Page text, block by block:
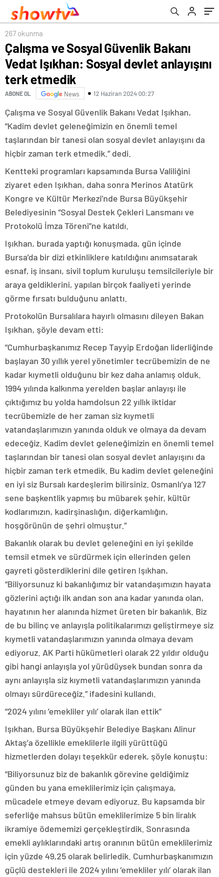
etmedik
267 okunma
Çalışma ve Sosyal Güvenlik Bakanı
Vedat Işıkhan: Sosyal devlet anlayışını
terk etmedik
ABONE OL News 12 Haziran 2024 00:27
Çalışma ve Sosyal Güvenlik Bakanı Vedat Işıkhan,
“Kadim devlet geleneğimizin en önemli temel
taşlarından bir tanesi olan sosyal devlet anlayışını da
hiçbir zaman terk etmedik.” dedi.
Kentteki programları kapsamında Bursa Valiliğini
ziyaret eden Işıkhan, daha sonra Merinos Atatürk
Kongre ve Kültür Merkezi’nde Bursa Büyükşehir
Belediyesinin “Sosyal Destek Çekleri Lansmanı ve
Protokolü İmza Töreni”ne katıldı.
Işıkhan, burada yaptığı konuşmada, gün içinde
Bursa’da bir dizi etkinliklere katıldığını anımsatarak
esnaf, iş insanı, sivil toplum kuruluşu temsilcileriyle bir
araya geldiklerini, yapılan birçok faaliyeti yerinde
görme fırsatı bulduğunu anlattı.
Protokolün Bursalılara hayırlı olmasını dileyen Bakan
Işıkhan, şöyle devam etti:
“Cumhurbaşkanımız Recep Tayyip Erdoğan liderliğinde
başlayan 30 yıllık yerel yönetimler tecrübemizin de ne
kadar kıymetli olduğunu bir kez daha anlamış olduk.
1994 yılında kalkınma yerelden başlar anlayışı ile
çıktığımız bu yolda hamdolsun 22 yıllık iktidar
tecrübemizle de her zaman siz kıymetli
vatandaşlarımızın yanında olduk ve olmaya da devam
edeceğiz. Kadim devlet geleneğimizin en önemli temel
taşlarından bir tanesi olan sosyal devlet anlayışını da
hiçbir zaman terk etmedik. Bu kadim devlet geleneğini
en iyi siz Bursalı kardeşlerim bilirsiniz. Osmanlı’ya 127
sene başkentlik yapmış bu mübarek şehir, kültür
kodlarımızın, kadirşinaslığın, diğerkamlığın,
hoşgörünün de şehri olmuştur.”
Bakanlık olarak bu devlet geleneğini en iyi şekilde
temsil etmek ve sürdürmek için ellerinden gelen
gayreti gösterdiklerini dile getiren Işıkhan,
“Biliyorsunuz ki bakanlığımız bir vatandaşımızın hayata
gözlerini açtığı ilk andan son ana kadar yanında olan,
hayatının her alanında hizmet üreten bir bakanlık. Biz
de bu bilinç ve anlayışla politikalarımızı geliştirmeye siz
kıymetli vatandaşlarımızın yanında olmaya devam
ediyoruz. AK Parti hükümetleri olarak 22 yıldır olduğu
gibi hangi anlayışla yol yürüdüysek bundan sonra da
aynı anlayışla siz kıymetli vatandaşlarımızın yanında
olmayı sürdüreceğiz.” ifadesini kullandı.
“2024 yılını ’emekliler yılı’ olarak ilan ettik”
Işıkhan, Bursa Büyükşehir Belediye Başkanı Alinur
Aktaş’a özellikle emeklilerle ilgili yürüttüğü
hizmetlerden dolayı teşekkür ederek, şöyle konuştu:
“Biliyorsunuz biz de bakanlık görevine geldiğimiz
günden bu yana emeklilerimiz için çalışmaya,
mücadele etmeye devam ediyoruz. Bu kapsamda bir
seferliğe mahsus bütün emeklilerimize 5 bin liralık
ikramiye ödememizi gerçekleştirdik. Sonrasında
emekli aylıklarındaki artış oranının bütün emeklilerimiz
için yüzde 49,25 olarak belirledik. Cumhurbaşkanımızın
güçlü destekleri ile 2024 yılını ’emekliler yılı’ olarak ilan